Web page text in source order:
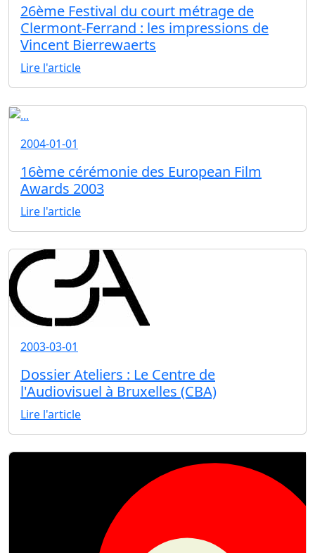
26ème Festival du court métrage de
Clermont-Ferrand : les impressions de
Vincent Bierrewaerts
Lire l'article
2004-01-01
16ème cérémonie des European Film
Awards 2003
Lire l'article
2003-03-01
Dossier Ateliers : Le Centre de
l'Audiovisuel à Bruxelles (CBA)
Lire l'article